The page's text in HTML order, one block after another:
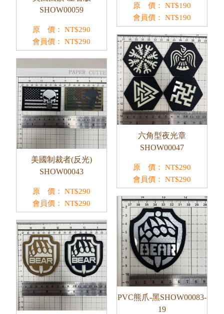
原 價： NT$190
會員價：
NT$190
SHOW00059
原 價： NT$290
會員價：
NT$290
六角型夜光章
SHOW00047
原 價： NT$290
會員價：
NT$290
美國制裁者(反光)
SHOW00043
原 價： NT$290
會員價：
NT$290
PVC熊爪-黑SHOW00083-
19